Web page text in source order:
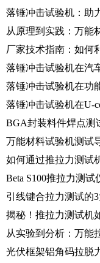
落锤冲击试验机：助
从原理到实践：万能
落锤冲击试验机在汽
落锤冲击试验机在U-
如何通过推拉力测试
Beta S100推拉力测
引线键合拉力测试的
揭秘！推拉力测试机